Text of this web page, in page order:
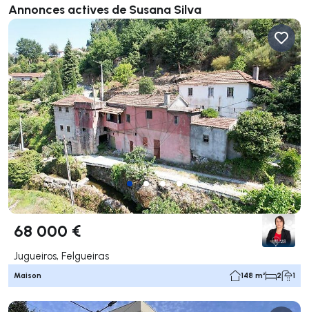
Annonces actives de Susana Silva
68 000 €
Jugueiros, Felgueiras
Maison 148 m² 2 1